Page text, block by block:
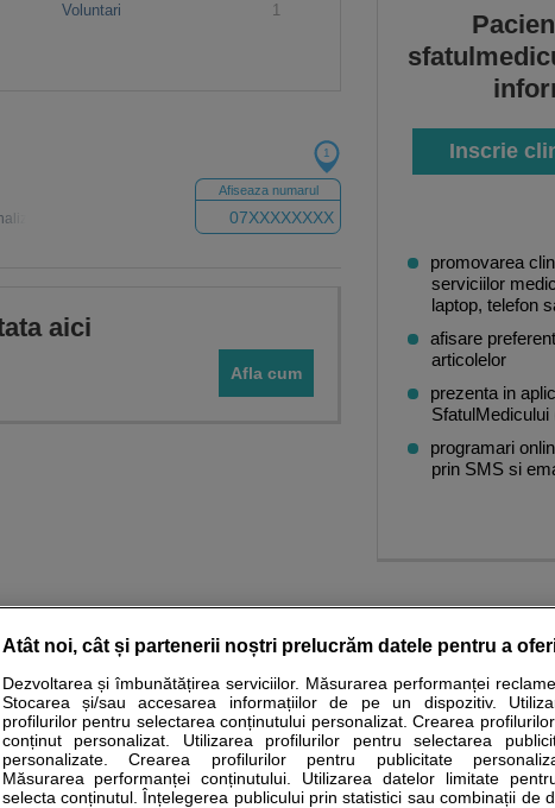
Voluntari 1
Medicale Fizioterapie,Ecografie,
Afiseaza numarul
07XXXXXXXX
1
aici
Afla cum
Inscrie
promovarea
serviciilor
laptop, telefon
afisare
articolelor
prezenta in
SfatulMedicului
programari
prin SMS si
medicale Boli si afectiuni Calculatoare Stiri medicale
pe sfatulmedicului.ro au scop informativ si educational. Ele nu pot substitui
pe langa informatia primita pe sfatulmedicului.ro sa consultati fie medicul Dvs., fie
Atât noi, cât și partenerii noștri prelucrăm datele pentru a
Dezvoltarea și îmbunătățirea serviciilor. Măsurarea performanței
Stocarea și/sau accesarea informațiilor de pe un dispozitiv.
profilurilor pentru selectarea conținutului personalizat. Crearea
conținut personalizat. Utilizarea profilurilor pentru selectarea
personalizate. Crearea profilurilor pentru publicitate
Măsurarea performanței conținutului. Utilizarea datelor limitate
selecta conținutul. Înțelegerea publicului prin statistici sau combinații de